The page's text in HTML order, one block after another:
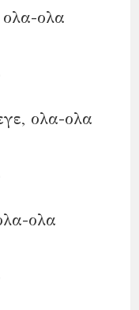
ολα-ολα
ολα-ολα
ολα